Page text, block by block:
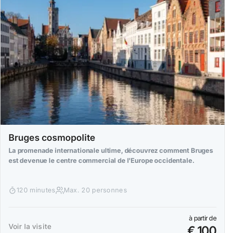
Bruges cosmopolite
La promenade internationale ultime, découvrez comment Bruges
est devenue le centre commercial de l'Europe occidentale.
120 minutes Max. 20 personnes
Voir la visite
à partir de